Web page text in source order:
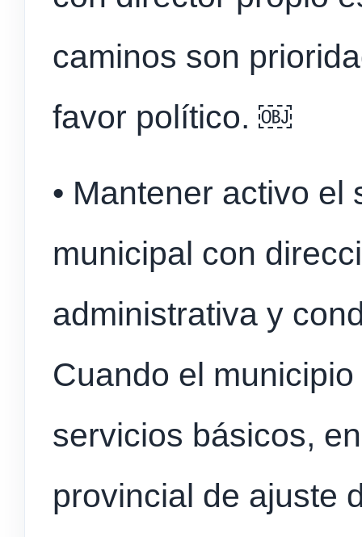
caminos son
favor político. ￼
• Mantener activo el
municipal con
administrativa y
Cuando el
servicios básicos,
provincial de ajuste